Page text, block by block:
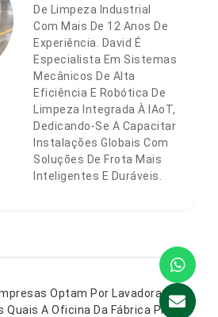
De Limpeza Industrial
Com Mais De 12 Anos De
Experiência. David É
Especialista Em Sistemas
Mecânicos De Alta
Eficiência E Robótica De
Limpeza Integrada À IAoT,
Dedicando-Se A Capacitar
Instalações Globais Com
Soluções De Frota Mais
Inteligentes E Duráveis.
Optam Por Lavadoras De Piso Usadas?
Da Fábrica Precisa De Uma Lavadora Automática De Pisos